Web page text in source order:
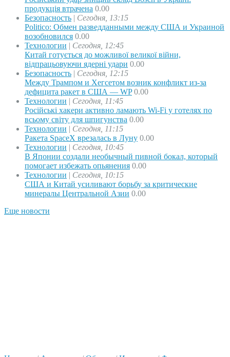
продукція втрачена 0.00
Безопасность | Сегодня, 13:15
Politico: Обмен разведданными между США и Украиной
возобновился 0.00
Технологии | Сегодня, 12:45
Китай готується до можливої великої війни,
відпрацьовуючи ядерні удари 0.00
Безопасность | Сегодня, 12:15
Между Трампом и Хегсетом возник конфликт из-за
дефицита ракет в США — WP 0.00
Технологии | Сегодня, 11:45
Російські хакери активно ламають Wi-Fi у готелях по
всьому світу для шпигунства 0.00
Технологии | Сегодня, 11:15
Ракета SpaceX врезалась в Луну 0.00
Технологии | Сегодня, 10:45
В Японии создали необычный пивной бокал, который
помогает избежать опьянения 0.00
Технологии | Сегодня, 10:15
США и Китай усиливают борьбу за критические
минералы Центральной Азии 0.00
Еще новости